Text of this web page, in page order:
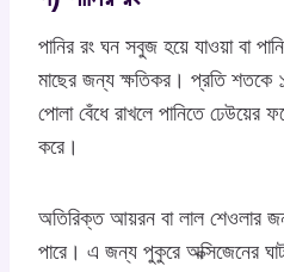
পানির রং ঘন সবুজ হয়ে যাওয়া বা
মাছের জন্য ক্ষতিকর। প্রতি
পোলা বেঁধে রাখলে পানিতে ঢেউয়ের
করে।
অতিরিক্ত আয়রন বা লাল শেওলার
পারে। এ জন্য পুকুরে অক্সিজেনের